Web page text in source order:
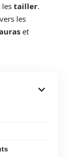
tailler.
les
et